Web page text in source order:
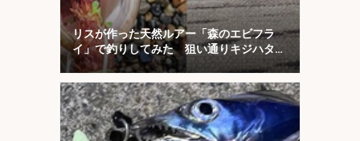
リスが作った天然ルアー「森のエビフラ
イ」で釣りしてみた 狙い通りキジハタが
ヒット！